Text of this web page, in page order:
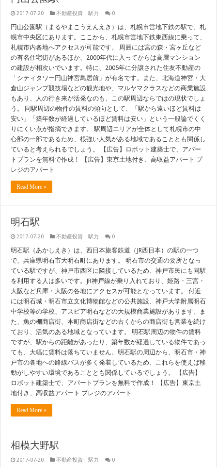
2017-07-20 不動産投資 駅力 0
円山公園駅（まるやまこうえんえき）は、札幌市営地下鉄の駅で、札
幌市中央区にあります。ここから、札幌市営地下鉄東西線に乗って、
札幌市内各地へアクセスが可能です。 周囲には宮の森・宮ヶ丘など
の有名住宅街があるほか、2000年代に入ってからは高層マンション
の建設が相次いでいます。特に、2005年に分譲された住友不動産の
「シティタワー円山神宮鳥居前」が有名です。また、北海道神宮・大
倉山ジャンプ競技場などの観光地や、マルヤマクラスなどの商業施設
もあり、人の行き来が活発なのも、この駅周辺ならではの現状でしょ
う。 同駅周辺の物件の賃料の傾向として、「駅から遠いほど賃料は
安い」「築年数が経過しているほど賃料は安い」という一般論でくく
りにくい点が指摘できます。 駅周辺エリアが全体として札幌市の中
心部の一部であるため、根強い人気がある地域であることとも関係し
ていると考えられるでしょう。 【広告】ロボット建築士で、アパー
トプランを無料で作成！ 【広告】東京土地付き、高収益アパート プ
レジのアパート
Read More »
明石駅
2017-07-20 不動産投資 駅力 0
明石駅（あかしえき）は、西日本旅客鉄道（JR西日本）の駅の一つ
で、兵庫県明石市大明石町にあります。 明石市の交通の要所となっ
ている駅ですが、神戸市西区に隣接しているため、神戸市民にも同駅
を利用する人は多いです。JR神戸線が乗り入れており、姫路・三宮・
大阪など兵庫・大阪の各地にアクセスが可能となっています。 付近
には明石城・明石市立文化博物館などの公共施設、神戸大学附属明石
中学校等の学校、アスピア明石などの大規模商業施設があります。ま
た、魚の棚商店街、本町商店街などの古くからの商店街も営業を続け
ており、活気のある地域となっています。 明石駅周辺の物件の賃料
ですが、駅からの距離があったり、築年数が経過している物件であっ
ても、大幅に賃料は落ちていません。明石駅の周辺から、明石市・神
戸市の各地への路線バスが多く発着しているため、これらを使えば移
動がしやすい環境であることとも関係しているでしょう。 【広告】
ロボット建築士で、アパートプランを無料で作成！ 【広告】東京土
地付き、高収益アパート プレジのアパート
Read More »
相模大野駅
2017-07-20 不動産投資 駅力 0